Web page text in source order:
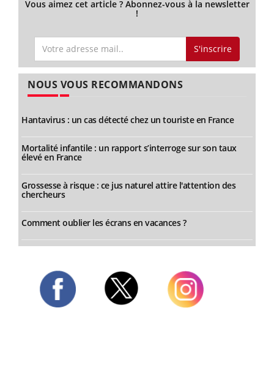
Vous aimez cet article ? Abonnez-vous à la newsletter
!
S'inscrire
NOUS VOUS RECOMMANDONS
Hantavirus : un cas détecté chez un touriste en France
Mortalité infantile : un rapport s’interroge sur son taux
élevé en France
Grossesse à risque : ce jus naturel attire l'attention des
chercheurs
Comment oublier les écrans en vacances ?